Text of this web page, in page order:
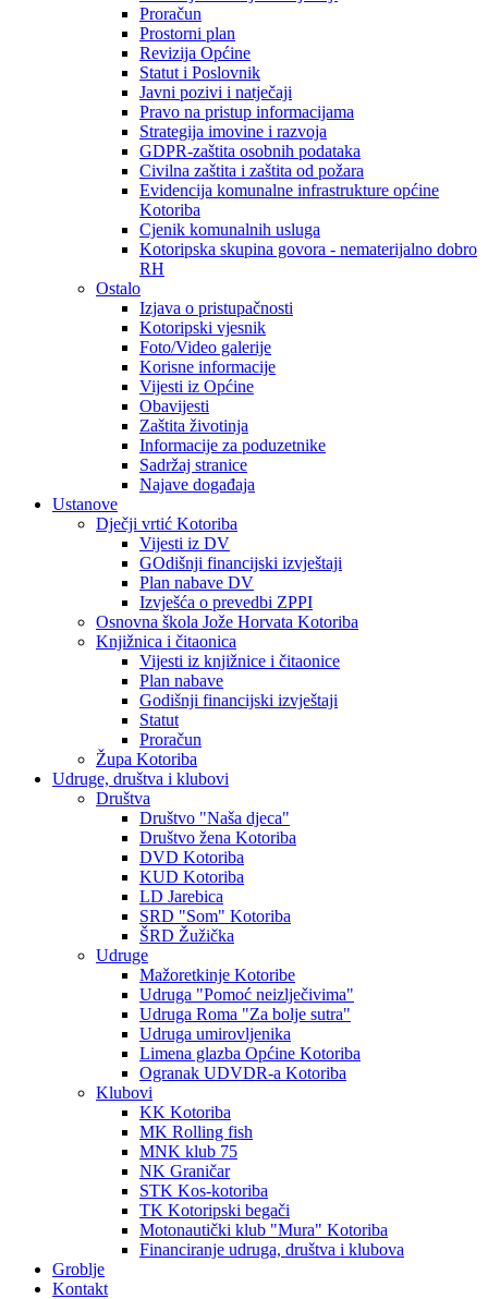
Proračun
Prostorni plan
Revizija Općine
Statut i Poslovnik
Javni pozivi i natječaji
Pravo na pristup informacijama
Strategija imovine i razvoja
GDPR-zaštita osobnih podataka
Civilna zaštita i zaštita od požara
Evidencija komunalne infrastrukture općine
Kotoriba
Cjenik komunalnih usluga
Kotoripska skupina govora - nematerijalno dobro
RH
Ostalo
Izjava o pristupačnosti
Kotoripski vjesnik
Foto/Video galerije
Korisne informacije
Vijesti iz Općine
Obavijesti
Zaštita životinja
Informacije za poduzetnike
Sadržaj stranice
Najave događaja
Ustanove
Dječji vrtić Kotoriba
Vijesti iz DV
GOdišnji financijski izvještaji
Plan nabave DV
Izvješća o prevedbi ZPPI
Osnovna škola Jože Horvata Kotoriba
Knjižnica i čitaonica
Vijesti iz knjižnice i čitaonice
Plan nabave
Godišnji financijski izvještaji
Statut
Proračun
Župa Kotoriba
Udruge, društva i klubovi
Društva
Društvo "Naša djeca"
Društvo žena Kotoriba
DVD Kotoriba
KUD Kotoriba
LD Jarebica
SRD "Som" Kotoriba
ŠRD Žužička
Udruge
Mažoretkinje Kotoribe
Udruga "Pomoć neizlječivima"
Udruga Roma "Za bolje sutra"
Udruga umirovljenika
Limena glazba Općine Kotoriba
Ogranak UDVDR-a Kotoriba
Klubovi
KK Kotoriba
MK Rolling fish
MNK klub 75
NK Graničar
STK Kos-kotoriba
TK Kotoripski begači
Motonautički klub "Mura" Kotoriba
Financiranje udruga, društva i klubova
Groblje
Kontakt